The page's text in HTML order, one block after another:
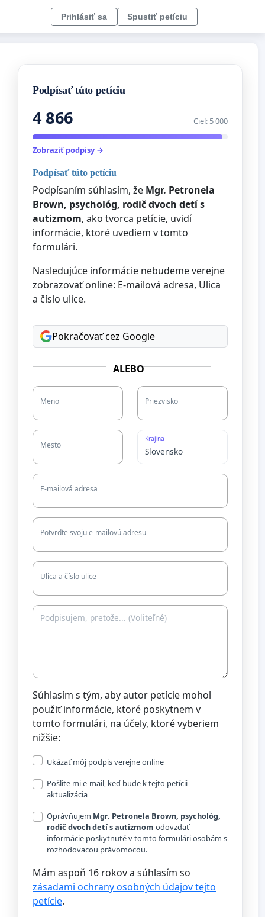
Prihlásiť sa Spustiť petíciu
Podpísať túto petíciu
4 866 Cieľ: 5 000
Zobraziť podpisy →
Podpísať túto petíciu
Podpísaním súhlasím, že Mgr. Petronela
Brown, psychológ, rodič dvoch detí s
autizmom, ako tvorca petície, uvidí
informácie, ktoré uvediem v tomto
formulári.
Nasledujúce informácie nebudeme verejne
zobrazovať online: E-mailová adresa, Ulica
a číslo ulice.
Pokračovať cez Google
ALEBO
Meno Priezvisko
Mesto
Krajina
E-mailová adresa
Potvrďte svoju e-mailovú adresu
Ulica a číslo ulice
Súhlasím s tým, aby autor petície mohol
použiť informácie, ktoré poskytnem v
tomto formulári, na účely, ktoré vyberiem
nižšie:
Ukázať môj podpis verejne online
Pošlite mi e-mail, keď bude k tejto petícii
aktualizácia
Oprávňujem Mgr. Petronela Brown, psychológ,
rodič dvoch detí s autizmom odovzdať
informácie poskytnuté v tomto formulári osobám s
rozhodovacou právomocou.
Mám aspoň 16 rokov a súhlasím so
zásadami ochrany osobných údajov tejto
petície.